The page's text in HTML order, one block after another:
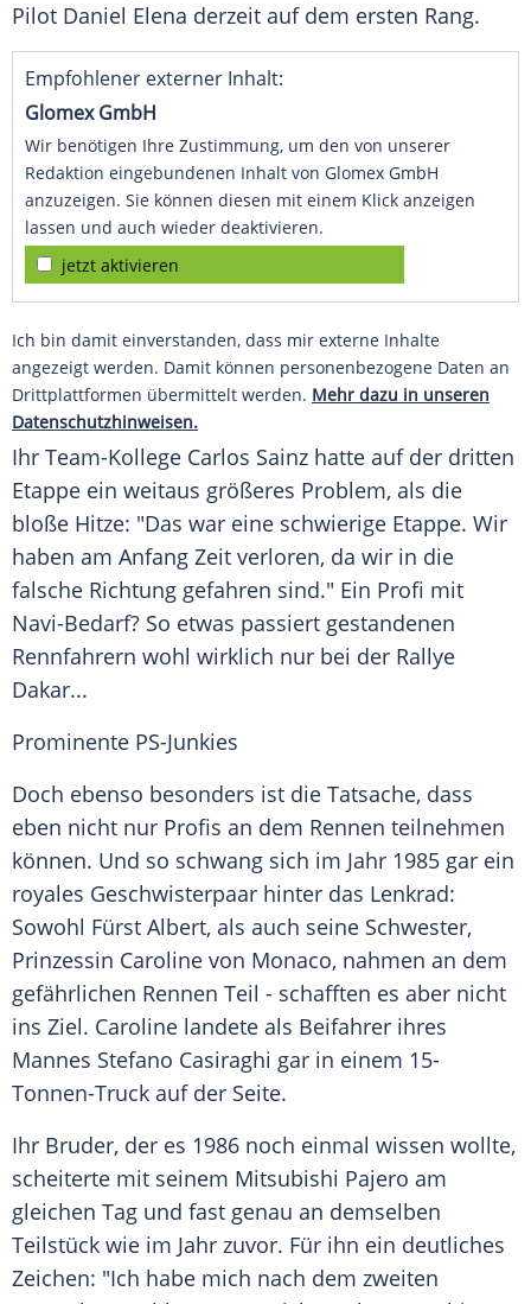
Pilot Daniel Elena derzeit auf dem ersten Rang.
Empfohlener externer Inhalt:
Glomex GmbH
Wir benötigen Ihre Zustimmung, um den von unserer
Redaktion eingebundenen Inhalt von Glomex GmbH
anzuzeigen. Sie können diesen mit einem Klick anzeigen
lassen und auch wieder deaktivieren.
jetzt aktivieren
Ich bin damit einverstanden, dass mir externe Inhalte
angezeigt werden. Damit können personenbezogene Daten an
Drittplattformen übermittelt werden. Mehr dazu in unseren
Datenschutzhinweisen.
Ihr Team-Kollege Carlos Sainz hatte auf der dritten
Etappe ein weitaus größeres Problem, als die
bloße Hitze: "Das war eine schwierige Etappe. Wir
haben am Anfang Zeit verloren, da wir in die
falsche Richtung gefahren sind." Ein Profi mit
Navi-Bedarf? So etwas passiert gestandenen
Rennfahrern wohl wirklich nur bei der Rallye
Dakar...
Prominente PS-Junkies
Doch ebenso besonders ist die Tatsache, dass
eben nicht nur Profis an dem Rennen teilnehmen
können. Und so schwang sich im Jahr 1985 gar ein
royales Geschwisterpaar hinter das Lenkrad:
Sowohl Fürst Albert, als auch seine Schwester,
Prinzessin Caroline von Monaco, nahmen an dem
gefährlichen Rennen Teil - schafften es aber nicht
ins Ziel. Caroline landete als Beifahrer ihres
Mannes Stefano Casiraghi gar in einem 15-
Tonnen-Truck auf der Seite.
Ihr Bruder, der es 1986 noch einmal wissen wollte,
scheiterte mit seinem Mitsubishi Pajero am
gleichen Tag und fast genau an demselben
Teilstück wie im Jahr zuvor. Für ihn ein deutliches
Zeichen: "Ich habe mich nach dem zweiten